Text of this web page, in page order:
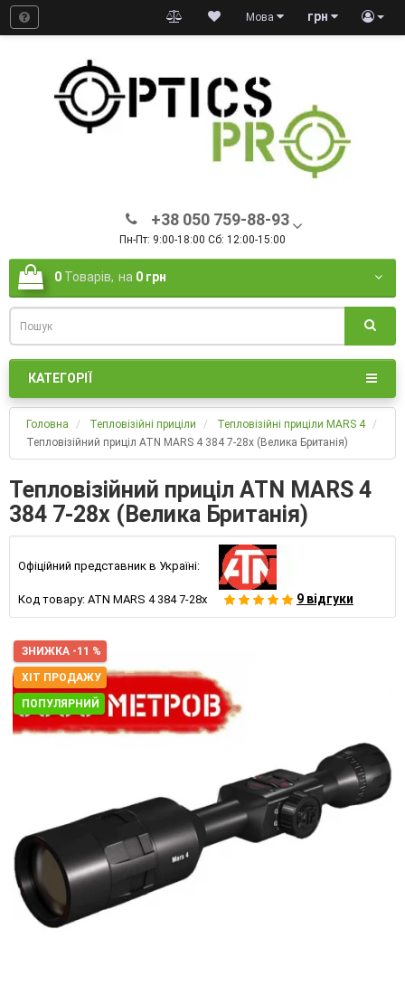
грн
Мова
+38 050 759-88-93
Пн-Пт: 9:00-18:00 Сб: 12:00-15:00
0 Товарів, на 0 грн
КАТЕГОРІЇ
Головна Тепловізійні приціли
Тепловізійні приціли MARS 4
Тепловізійний приціл ATN MARS 4 384 7-28x (Велика Британія)
Тепловізійний приціл ATN MARS 4
384 7-28x (Велика Британія)
Офіційний представник в Україні:
Код товару: ATN MARS 4 384 7-28x 9 відгуки
ЗНИЖКА -11 %
ХІТ ПРОДАЖУ
ПОПУЛЯРНИЙ